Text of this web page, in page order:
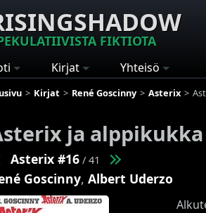
FIKTIOTA
Kirjat Yhteisö
Kirjat René Goscinny Asterix
ja alppikukka
Asterix #16 / 41
Goscinny, Albert Uderzo